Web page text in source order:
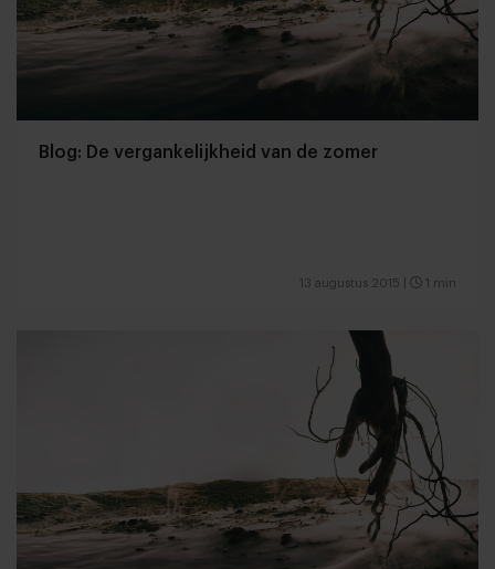
Blog: De vergankelijkheid van de zomer
13 augustus 2015 1 min